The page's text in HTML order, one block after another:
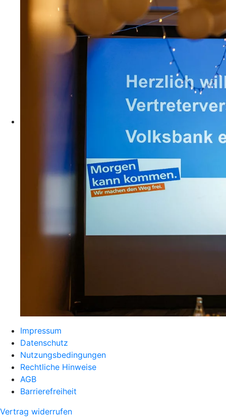
Impressum
Datenschutz
Nutzungsbedingungen
Rechtliche Hinweise
AGB
Barrierefreiheit
Vertrag widerrufen